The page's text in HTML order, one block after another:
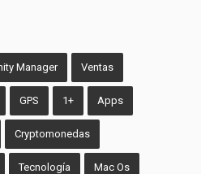
Manager Ventas
GPS 1+ Apps
Cryptomonedas
Tecnología Mac Os